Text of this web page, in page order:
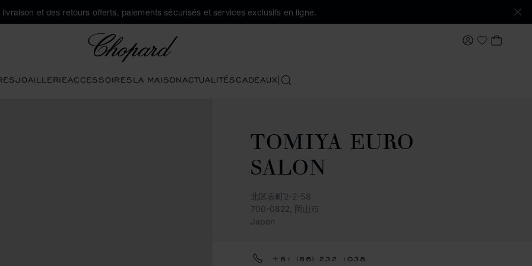
livraison et des retours offerts, paiements sécurisés et services exclusifs en ligne.
MON COMPTE
Ma Wishlist
MON
JOAILLERIEACCESSOIRESLA MAISONACTUALITÉSCADEAUXRECHERCHER
TOMIYA EURO
SALON
北区表町2-2-58
700-0822, 岡山市
Japon
+81 (86) 232 1038